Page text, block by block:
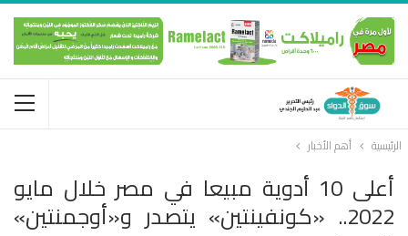
الرئيسية أهم الأخبار
أعلى 10 أدوية مبيعا في مصر خلال مايو
2022.. «كونفينتين» يتصدر و«أوجمنتين»